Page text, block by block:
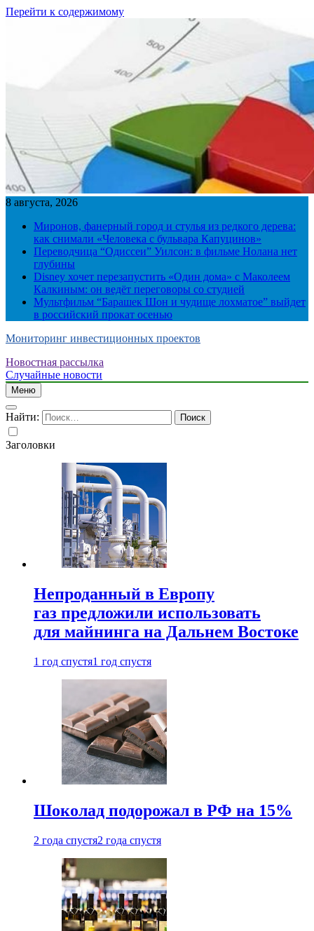
Перейти к содержимому
8 августа, 2026
Миронов, фанерный город и стулья из редкого дерева:
как снимали «Человека с бульвара Капуцинов»
Переводчица “Одиссеи” Уилсон: в фильме Нолана нет
глубины
Disney хочет перезапустить «Один дома» с Маколеем
Калкиным: он ведёт переговоры со студией
Мультфильм “Барашек Шон и чудище лохматое” выйдет
в российский прокат осенью
Мониторинг инвестиционных проектов
Новостная рассылка
Случайные новости
Меню
Найти:
Заголовки
Непроданный в Европу
газ предложили использовать
для майнинга на Дальнем Востоке
1 год спустя1 год спустя
Шоколад подорожал в РФ на 15%
2 года спустя2 года спустя